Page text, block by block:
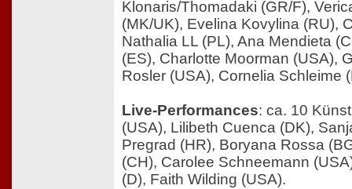
Klonaris/Thomadaki (GR/F),
(MK/UK), Evelina Kovylina (RU),
Nathalia LL (PL), Ana Mendieta
(ES), Charlotte Moorman (USA),
Rosler (USA), Cornelia Schleime
Live-Performances: ca. 10
(USA), Lilibeth Cuenca (DK),
Pregrad (HR), Boryana Rossa
(CH), Carolee Schneemann
(D), Faith Wilding (USA).